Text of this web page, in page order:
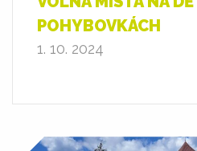
POHYBOVKÁCH
1. 10. 2024